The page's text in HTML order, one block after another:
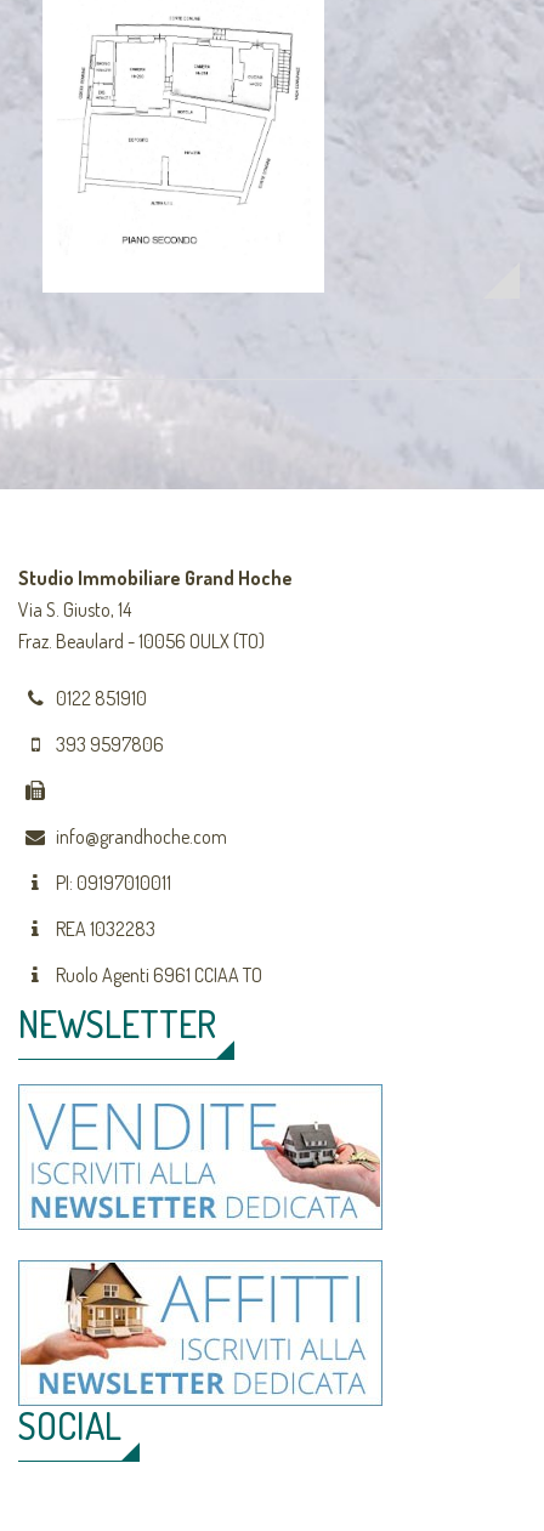
Studio Immobiliare Grand Hoche
Via S. Giusto, 14
Fraz. Beaulard - 10056 OULX (TO)
0122 851910
393 9597806
info@grandhoche.com
PI: 09197010011
REA 1032283
Ruolo Agenti 6961 CCIAA TO
NEWSLETTER
SOCIAL